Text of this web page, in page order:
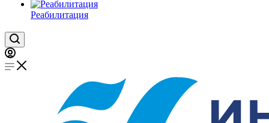
Реабилитация